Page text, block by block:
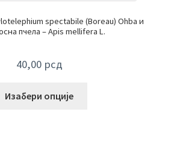
spectabile (Boreau) Ohba и
пчела – Apis mellifera L.
40,00 рсд
Изабери опције